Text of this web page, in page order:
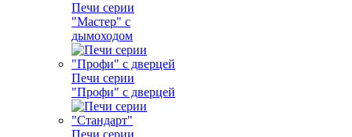
Печи серии
"Мастер" с
дымоходом
Печи серии
"Профи" с дверцей
Печи серии